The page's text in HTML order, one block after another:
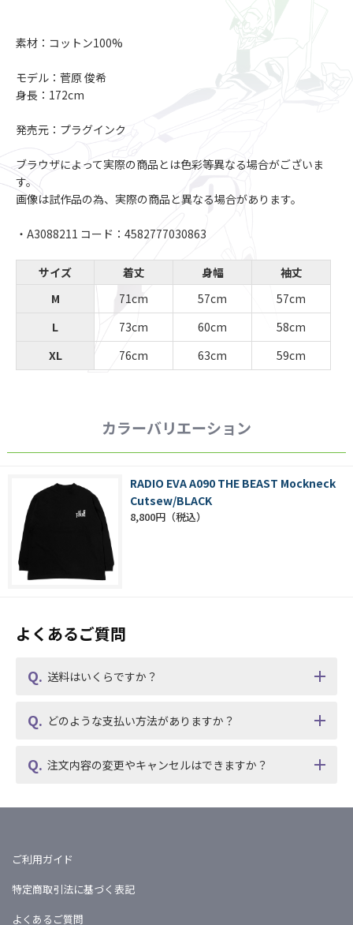
素材：コットン100%
モデル：菅原 俊希
身長：172cm
発売元：プラグインク
ブラウザによって実際の商品とは色彩等異なる場合がございま
す。
画像は試作品の為、実際の商品と異なる場合があります。
・A3088211 コード：4582777030863
サイズ 着丈 身幅
袖丈
M
71cm 57cm
57cm
L
73cm 60cm
58cm
XL
76cm 63cm 59cm
カラーバリエーション
RADIO EVA A090 THE BEAST Mockneck
Cutsew/BLACK
8,800円
よくあるご質問
送料はいくらですか？
どのような支払い方法がありますか？
注文内容の変更やキャンセルはできますか？
ご利用ガイド
特定商取引法に基づく表記
よくあるご質問